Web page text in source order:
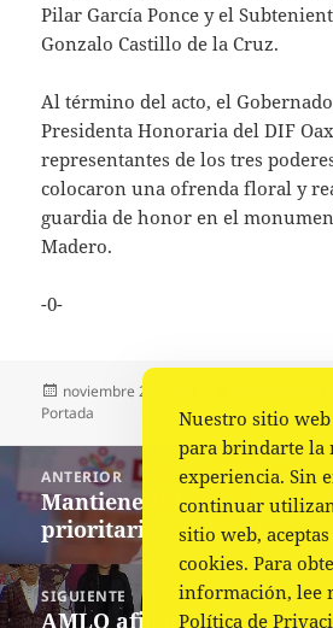
Pilar García Ponce y el
Gonzalo Castillo de la Cruz.
Al término del acto, el
Presidenta Honoraria del DIF
representantes de los tres
colocaron una ofrenda floral y
guardia de honor en el
Madero.
-0-
Publicado
el
noviembre 20, 2023
Portada
Navegación
de
entradas
ANTERIOR
Entrada
anterior:
Mantiene DIF Oaxaca
prioritarios de la Cuenca
SIGUIENTE
Siguiente
AMLO afirma que las
Nuestro sitio
para brindarte la
experiencia. Sin
continuar
sitio web,
cookies. Para
información, lee
Política de